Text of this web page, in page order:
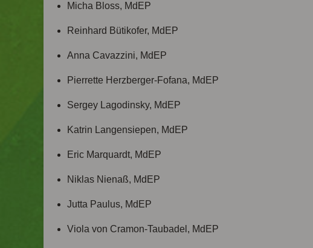
Micha Bloss, MdEP
Reinhard Bütikofer, MdEP
Anna Cavazzini, MdEP
Pierrette Herzberger-Fofana, MdEP
Sergey Lagodinsky, MdEP
Katrin Langensiepen, MdEP
Eric Marquardt, MdEP
Niklas Nienaß, MdEP
Jutta Paulus, MdEP
Viola von Cramon-Taubadel, MdEP